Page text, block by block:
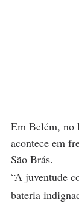
Em Belém, no
acontece em
São Brás.
“A juventude
bateria